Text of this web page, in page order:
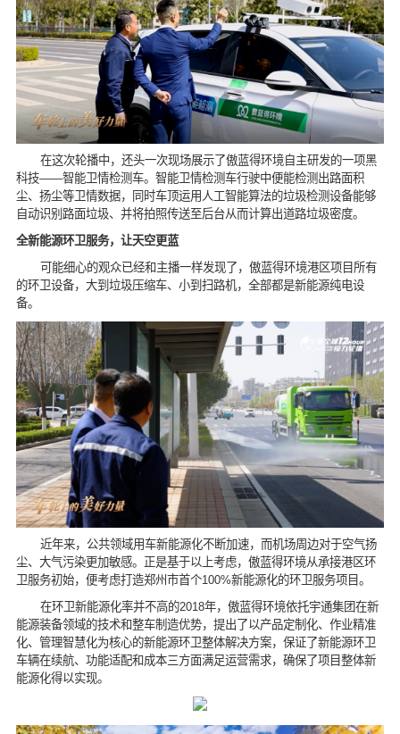
在这次轮播中，还头一次现场展示了傲蓝得环境自主研发的一项黑
科技——智能卫情检测车。智能卫情检测车行驶中便能检测出路面积
尘、扬尘等卫情数据，同时车顶运用人工智能算法的垃圾检测设备能够
自动识别路面垃圾、并将拍照传送至后台从而计算出道路垃圾密度。
全新能源环卫服务，让天空更蓝
可能细心的观众已经和主播一样发现了，傲蓝得环境港区项目所有
的环卫设备，大到垃圾压缩车、小到扫路机，全部都是新能源纯电设
备。
近年来，公共领域用车新能源化不断加速，而机场周边对于空气扬
尘、大气污染更加敏感。正是基于以上考虑，傲蓝得环境从承接港区环
卫服务初始，便考虑打造郑州市首个100%新能源化的环卫服务项目。
在环卫新能源化率并不高的2018年，傲蓝得环境依托宇通集团在新
能源装备领域的技术和整车制造优势，提出了以产品定制化、作业精准
化、管理智慧化为核心的新能源环卫整体解决方案，保证了新能源环卫
车辆在续航、功能适配和成本三方面满足运营需求，确保了项目整体新
能源化得以实现。